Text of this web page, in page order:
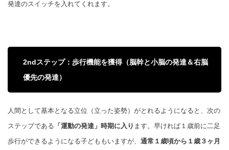
発達のスイッチを入れてくれます。
2ndステップ：歩行機能を獲得（脳幹と小脳の発達＆右脳
優先の発達）
人間として基本となる立位（立った姿勢）がとれるようになると、次の
ステップである 「運動の発達」時期に入り ます。早ければ１歳前に二足
歩行ができるようになる子どももいますが、 通常１歳頃から１歳３ヶ月